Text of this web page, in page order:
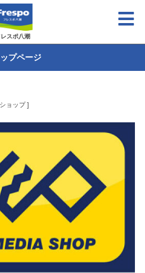
スポ八潮
プページ
ョップ ]